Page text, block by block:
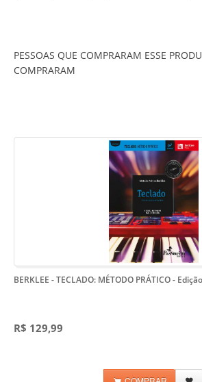
PESSOAS QUE COMPRARAM ESSE
COMPRARAM
BERKLEE - TECLADO: MÉTODO PRÁTICO -
R$ 129,99